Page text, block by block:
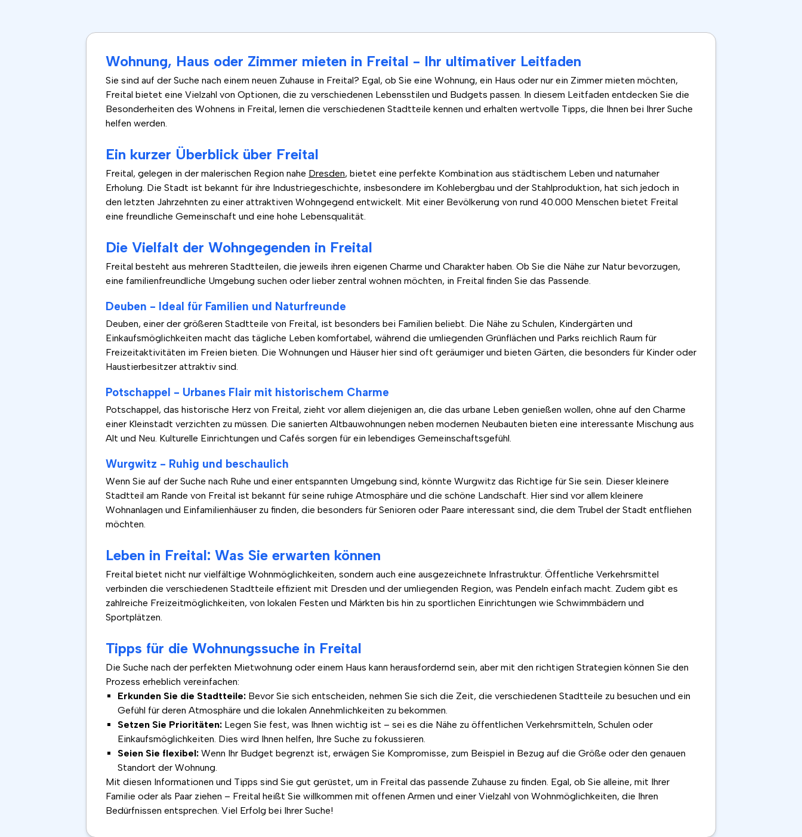
Wohnung, Haus oder Zimmer mieten in Freital - Ihr ultimativer Leitfaden
Sie sind auf der Suche nach einem neuen Zuhause in Freital? Egal, ob Sie eine Wohnung, ein Haus oder nur ein Zimmer mieten möchten,
Freital bietet eine Vielzahl von Optionen, die zu verschiedenen Lebensstilen und Budgets passen. In diesem Leitfaden entdecken Sie die
Besonderheiten des Wohnens in Freital, lernen die verschiedenen Stadtteile kennen und erhalten wertvolle Tipps, die Ihnen bei Ihrer Suche
helfen werden.
Ein kurzer Überblick über Freital
Freital, gelegen in der malerischen Region nahe Dresden, bietet eine perfekte Kombination aus städtischem Leben und naturnaher
Erholung. Die Stadt ist bekannt für ihre Industriegeschichte, insbesondere im Kohlebergbau und der Stahlproduktion, hat sich jedoch in
den letzten Jahrzehnten zu einer attraktiven Wohngegend entwickelt. Mit einer Bevölkerung von rund 40.000 Menschen bietet Freital
eine freundliche Gemeinschaft und eine hohe Lebensqualität.
Die Vielfalt der Wohngegenden in Freital
Freital besteht aus mehreren Stadtteilen, die jeweils ihren eigenen Charme und Charakter haben. Ob Sie die Nähe zur Natur bevorzugen,
eine familienfreundliche Umgebung suchen oder lieber zentral wohnen möchten, in Freital finden Sie das Passende.
Deuben - Ideal für Familien und Naturfreunde
Deuben, einer der größeren Stadtteile von Freital, ist besonders bei Familien beliebt. Die Nähe zu Schulen, Kindergärten und
Einkaufsmöglichkeiten macht das tägliche Leben komfortabel, während die umliegenden Grünflächen und Parks reichlich Raum für
Freizeitaktivitäten im Freien bieten. Die Wohnungen und Häuser hier sind oft geräumiger und bieten Gärten, die besonders für Kinder oder
Haustierbesitzer attraktiv sind.
Potschappel - Urbanes Flair mit historischem Charme
Potschappel, das historische Herz von Freital, zieht vor allem diejenigen an, die das urbane Leben genießen wollen, ohne auf den Charme
einer Kleinstadt verzichten zu müssen. Die sanierten Altbauwohnungen neben modernen Neubauten bieten eine interessante Mischung aus
Alt und Neu. Kulturelle Einrichtungen und Cafés sorgen für ein lebendiges Gemeinschaftsgefühl.
Wurgwitz - Ruhig und beschaulich
Wenn Sie auf der Suche nach Ruhe und einer entspannten Umgebung sind, könnte Wurgwitz das Richtige für Sie sein. Dieser kleinere
Stadtteil am Rande von Freital ist bekannt für seine ruhige Atmosphäre und die schöne Landschaft. Hier sind vor allem kleinere
Wohnanlagen und Einfamilienhäuser zu finden, die besonders für Senioren oder Paare interessant sind, die dem Trubel der Stadt entfliehen
möchten.
Leben in Freital: Was Sie erwarten können
Freital bietet nicht nur vielfältige Wohnmöglichkeiten, sondern auch eine ausgezeichnete Infrastruktur. Öffentliche Verkehrsmittel
verbinden die verschiedenen Stadtteile effizient mit Dresden und der umliegenden Region, was Pendeln einfach macht. Zudem gibt es
zahlreiche Freizeitmöglichkeiten, von lokalen Festen und Märkten bis hin zu sportlichen Einrichtungen wie Schwimmbädern und
Sportplätzen.
Tipps für die Wohnungssuche in Freital
Die Suche nach der perfekten Mietwohnung oder einem Haus kann herausfordernd sein, aber mit den richtigen Strategien können Sie den
Prozess erheblich vereinfachen:
Erkunden Sie die Stadtteile: Bevor Sie sich entscheiden, nehmen Sie sich die Zeit, die verschiedenen Stadtteile zu besuchen und ein
Gefühl für deren Atmosphäre und die lokalen Annehmlichkeiten zu bekommen.
Setzen Sie Prioritäten: Legen Sie fest, was Ihnen wichtig ist – sei es die Nähe zu öffentlichen Verkehrsmitteln, Schulen oder
Einkaufsmöglichkeiten. Dies wird Ihnen helfen, Ihre Suche zu fokussieren.
Seien Sie flexibel: Wenn Ihr Budget begrenzt ist, erwägen Sie Kompromisse, zum Beispiel in Bezug auf die Größe oder den genauen
Standort der Wohnung.
Mit diesen Informationen und Tipps sind Sie gut gerüstet, um in Freital das passende Zuhause zu finden. Egal, ob Sie alleine, mit Ihrer
Familie oder als Paar ziehen – Freital heißt Sie willkommen mit offenen Armen und einer Vielzahl von Wohnmöglichkeiten, die Ihren
Bedürfnissen entsprechen. Viel Erfolg bei Ihrer Suche!